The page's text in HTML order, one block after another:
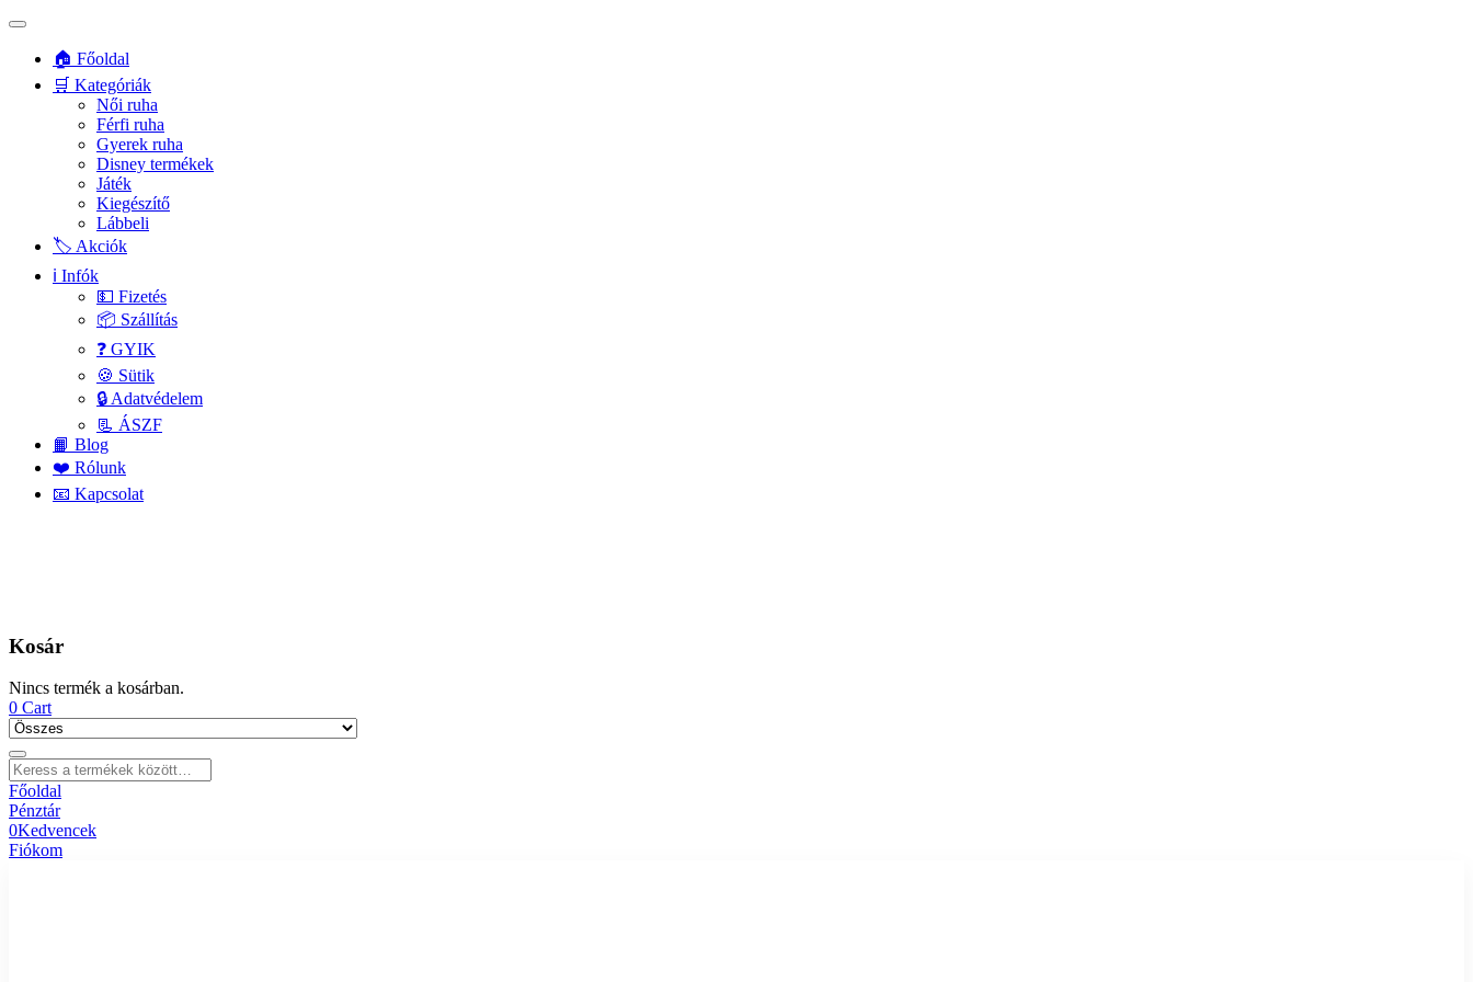
🏠 Főoldal
🛒 Kategóriák
Női ruha
Férfi ruha
Gyerek ruha
Disney termékek
Játék
Kiegészítő
Lábbeli
🏷️ Akciók
ℹ️ Infók
💵 Fizetés
📦 Szállítás
❓ GYIK
🍪 Sütik
🔒 Adatvédelem
📃 ÁSZF
📙 Blog
❤️ Rólunk
📧 Kapcsolat
Kosár
Nincs termék a kosárban.
0 Cart
Főoldal
Pénztár
0Kedvencek
Fiókom